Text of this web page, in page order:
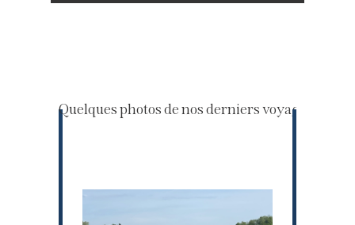
Quelques photos de nos derniers voyages à